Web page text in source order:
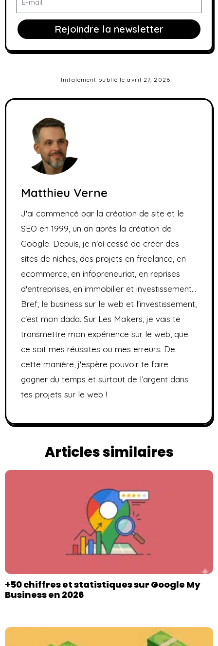
mail
Rejoindre la newsletter
Initalement publié le avril 27, 2026
Matthieu Verne
J'ai commencé par la création de site et le
SEO en 1999, un an après la création de
Google. Depuis, je n'ai cessé de créer des
sites de niches, des projets en freelance, en
ecommerce, en infopreneuriat, en reprises
d'entreprises, en immobilier et investissement...
Bref, le business sur le web et l'investissement,
c'est mon dada. Sur Les Makers, je vais te
transmettre mon expérience sur le web, que
ce soit mes réussites ou mes erreurs. De
cette manière, j'espère pouvoir te faire
gagner du temps et surtout de l’argent dans
tes projets sur le web !
Articles similaires
+50 chiffres et statistiques sur Google My
Business en 2026